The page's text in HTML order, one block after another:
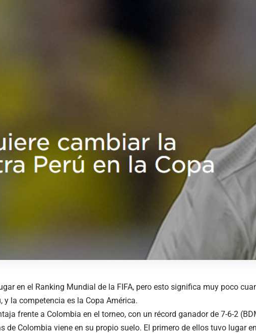
en el Ranking Mundial de la FIFA, pero esto significa muy poco
y la competencia es la Copa América.
frente a Colombia en el torneo, con un récord ganador de 7-6-2
de Colombia viene en su propio suelo. El primero de ellos tuvo lugar